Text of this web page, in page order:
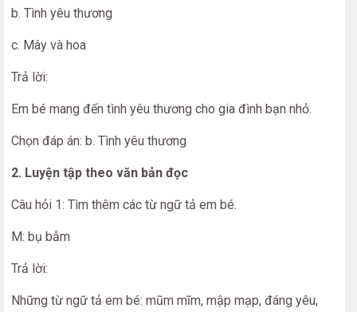
b. Tình yêu thương
c. Mây và hoa
Trả lời:
Em bé mang đến tình yêu thương cho gia đình bạn nhỏ.
Chọn đáp án: b. Tình yêu thương
2. Luyện tập theo văn bản đọc
Câu hỏi 1: Tìm thêm các từ ngữ tả em bé.
M: bụ bẫm
Trả lời:
Những từ ngữ tả em bé: mũm mĩm, mập mạp, đáng yêu,